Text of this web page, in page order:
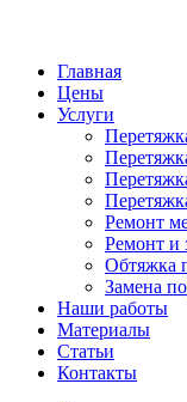
Главная
Цены
Услуги
Ремонт
Ремонт и
Обтяжка
Замена
Наши работы
Материалы
Статьи
Контакты